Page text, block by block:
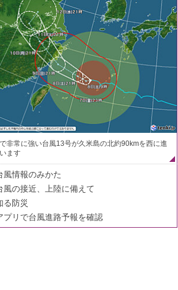
非常に強い台風13号が久米島の北約90kmを西に進
ます
風情報のみかた
風の接近、上陸に備えて
る防災
プリで台風進路予報を確認